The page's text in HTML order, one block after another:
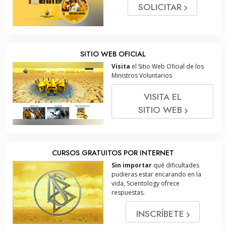
SOLICITAR
SITIO WEB OFICIAL
Visita el Sitio Web Oficial de los
Ministros Voluntarios
VISITA EL
SITIO WEB
CURSOS GRATUITOS POR INTERNET
Sin importar qué dificultades
pudieras estar encarando en la
vida, Scientology ofrece
respuestas.
INSCRÍBETE